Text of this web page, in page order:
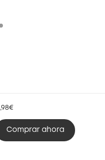
,98€
Comprar ahora